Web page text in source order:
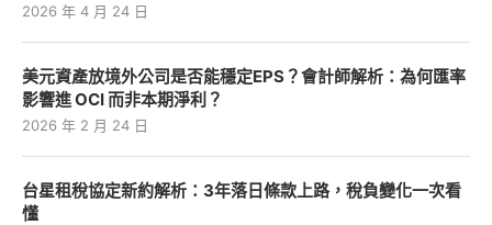
2026 年 4 月 24 日
美元資產放境外公司是否能穩定EPS？會計師解析：為何匯率
影響進 OCI 而非本期淨利？
2026 年 2 月 24 日
台星租稅協定新約解析：3年落日條款上路，稅負變化一次看
懂